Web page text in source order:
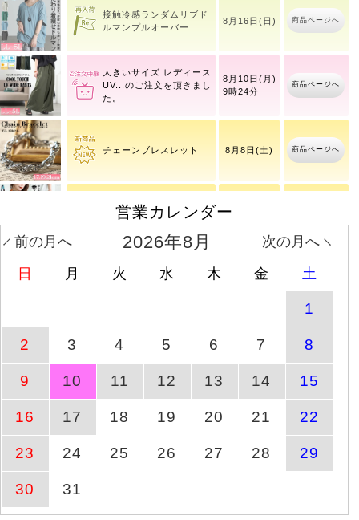
フェイクベストプルオー
バー
8月16日(日) 商品ページへ
接触冷感ランダムリブド
ルマンプルオーバー
8月16日(日) 商品ページへ
UV
9時24分
商品ページへ
チェーンブレスレット 8月8日(土)
ナロースカーフ 8月8日(土) 商品ページへ
ドッキングタックワンピ
ース
8月16日(日) 商品ページへ
9時24分
大きいサイズ レディース
商品ページへ
営業カレンダー
前の月へ 次の月へ
2026年8月
日 月 火 水 木 金 土
1
2 3 4 5 6 7 8
9 10 11 12 13 14 15
16 17 18 19 20 21 22
23 24 25 26 27 28 29
30 31